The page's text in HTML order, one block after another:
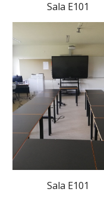
Sala E101
Sala E101